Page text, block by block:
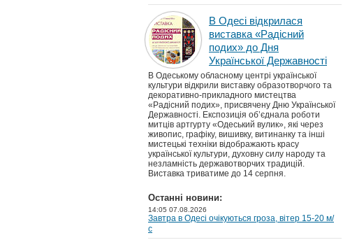
В Одесі відкрилася
виставка «Радісний
подих» до Дня
Української Державності
В Одеському обласному центрі української
культури відкрили виставку образотворчого та
декоративно-прикладного мистецтва
«Радісний подих», присвячену Дню Української
Державності. Експозиція об’єднала роботи
митців артгурту «Одеський вулик», які через
живопис, графіку, вишивку, витинанку та інші
мистецькі техніки відображають красу
української культури, духовну силу народу та
незламність державотворчих традицій.
Виставка триватиме до 14 серпня.
Останні новини:
14:05 07.08.2026
Завтра в Одесі очікуються гроза, вітер 15-20 м/
с